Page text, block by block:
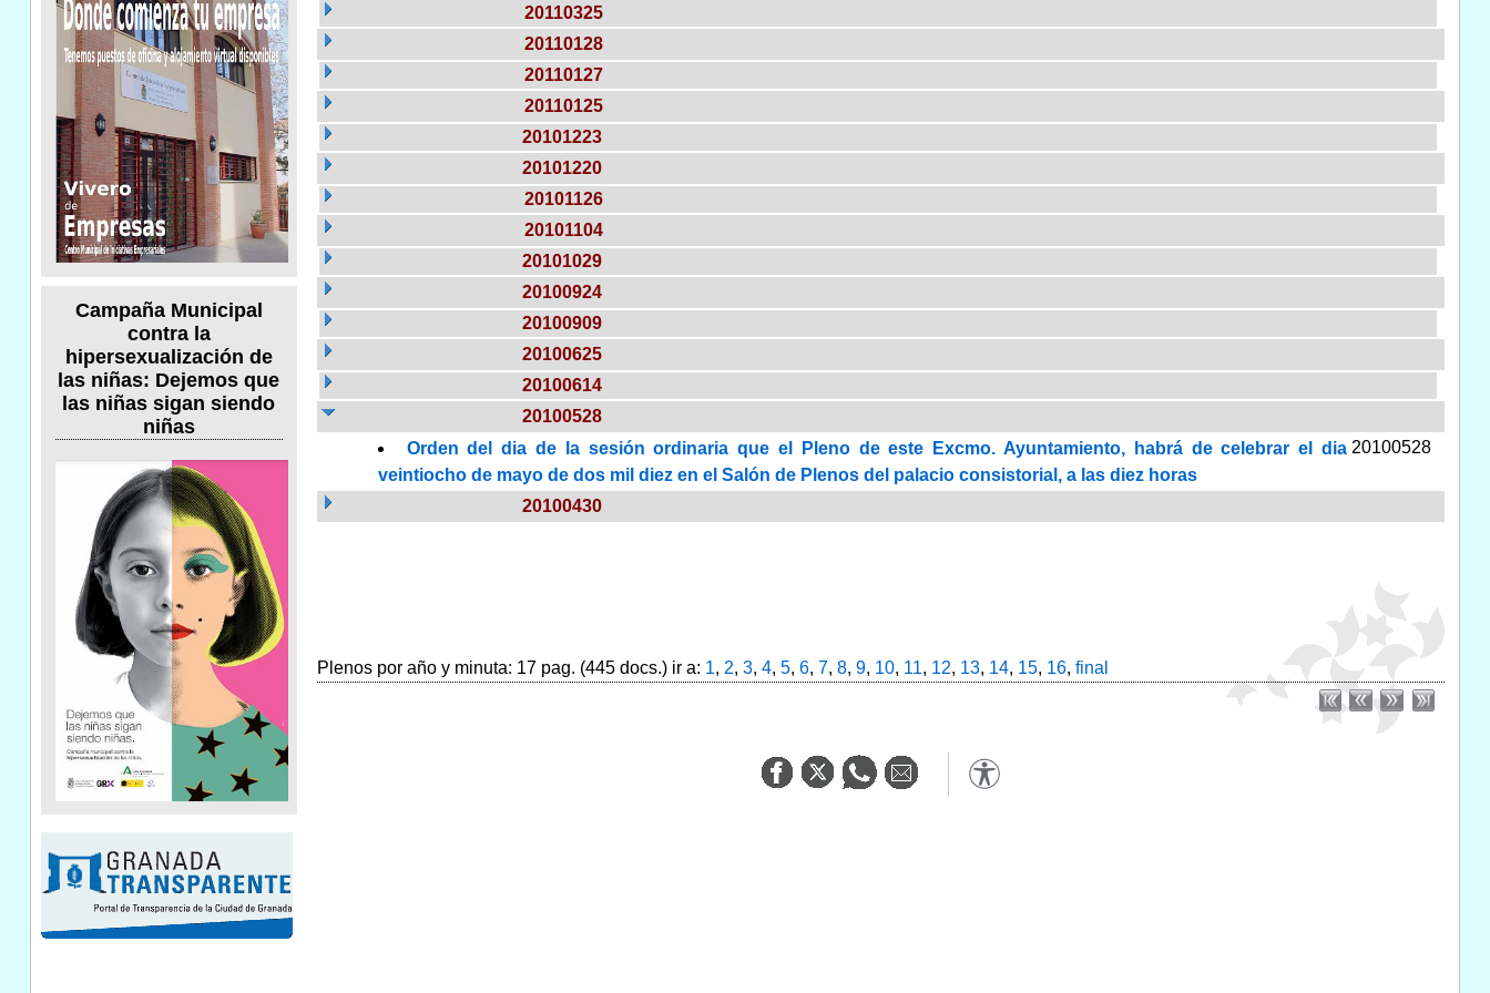
Campaña Municipal
contra la
hipersexualización de
las niñas: Dejemos que
las niñas sigan siendo
niñas
20110325
20110128
20110127
20110125
20101223
20101220
20101126
20101104
20101029
20100924
20100909
20100625
20100614
20100528
Orden del dia de la sesión ordinaria que el Pleno de este Excmo. Ayuntamiento, habrá de celebrar el dia
veintiocho de mayo de dos mil diez en el Salón de Plenos del palacio consistorial, a las diez horas
20100528
20100430
Plenos por año y minuta: 17 pag. (445 docs.) ir a: 1, 2, 3, 4, 5, 6, 7, 8, 9, 10, 11, 12, 13, 14, 15, 16, final